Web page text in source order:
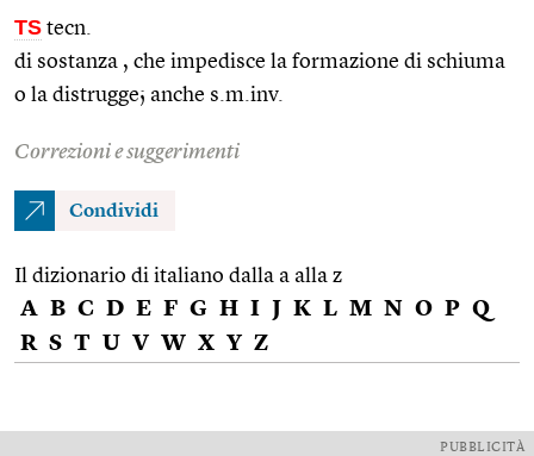
TS tecn.
di sostanza , che impedisce la formazione di schiuma
o la distrugge; anche s.m.inv.
Correzioni e suggerimenti
Condividi
Il dizionario di italiano dalla a alla z
A B C D E F G H I J K L M N O P Q
R S T U V W X Y Z
PUBBLICITÀ